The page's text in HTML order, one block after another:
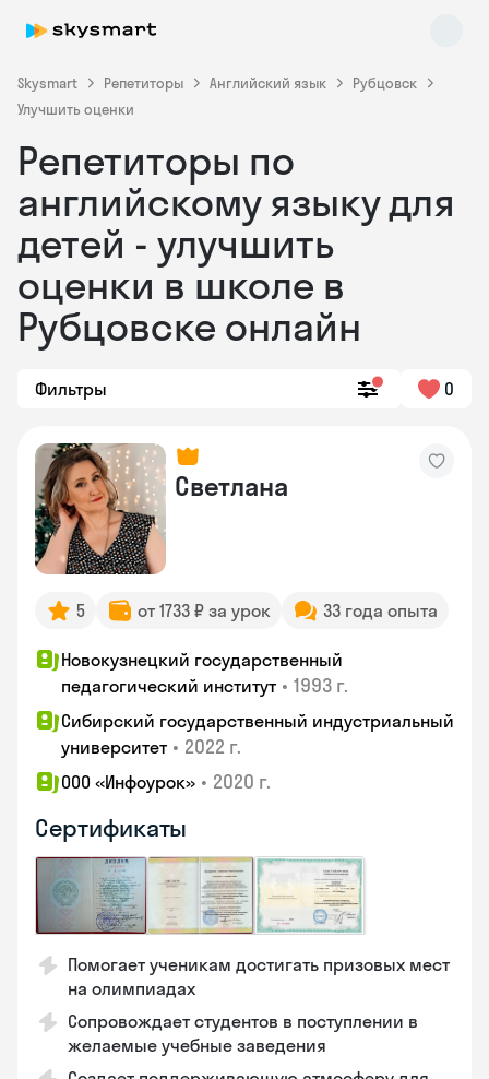
Skysmart Репетиторы Английский язык
Рубцовск
Улучшить оценки
Репетиторы по
английскому языку для
детей - улучшить
оценки в школе в
Рубцовске онлайн
Фильтры 0
Светлана
5 от 1733 ₽ за урок 33 года опыта
Новокузнецкий государственный
педагогический институт • 1993 г.
Сибирский государственный индустриальный
университет • 2022 г.
ООО «Инфоурок» • 2020 г.
Сертификаты
Помогает ученикам достигать призовых мест
на олимпиадах
Сопровождает студентов в поступлении в
желаемые учебные заведения
Skysmart Chat